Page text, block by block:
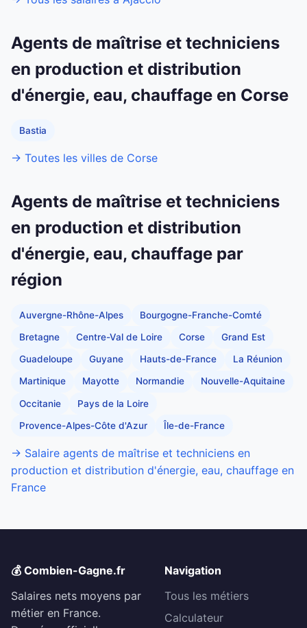
Agents de maîtrise et techniciens
en production et distribution
d'énergie, eau, chauffage en Corse
Bastia
→ Toutes les villes de Corse
Agents de maîtrise et techniciens
en production et distribution
d'énergie, eau, chauffage par
région
Auvergne-Rhône-Alpes Bourgogne-Franche-Comté
Bretagne Centre-Val de Loire Corse Grand Est
Guadeloupe Guyane Hauts-de-France La Réunion
Martinique Mayotte Normandie Nouvelle-Aquitaine
Occitanie Pays de la Loire
Provence-Alpes-Côte d'Azur Île-de-France
→ Salaire agents de maîtrise et techniciens en
production et distribution d'énergie, eau, chauffage en
France
💰 Combien-Gagne.fr
Salaires nets moyens par
métier en France.
Navigation
Tous les métiers
Calculateur